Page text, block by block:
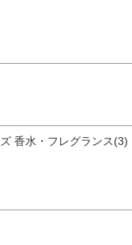
ズ 香水・フレグランス(3)